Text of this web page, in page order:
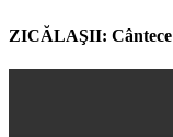
ZICĂLAŞII: Cântece